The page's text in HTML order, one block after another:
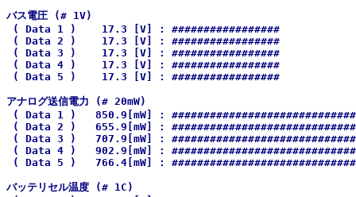
バス電圧 (# 1V)
( Data 1 )    17.3 [V] : #################
( Data 2 )    17.3 [V] : #################
( Data 3 )    17.3 [V] : #################
( Data 4 )    17.3 [V] : #################
( Data 5 )    17.3 [V] : #################
アナログ送信電力 (# 20mW)
( Data 1 )   850.9[mW] :
( Data 2 )   655.9[mW] :
( Data 3 )   707.9[mW] :
( Data 4 )   902.9[mW] :
( Data 5 )   766.4[mW] :
バッテリセル温度 (# 1C)